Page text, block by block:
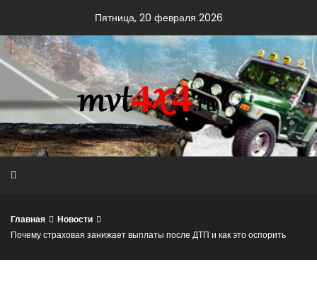
content
Пятница, 20 февраля 2026
Главная
Новости
Почему страховая занижает выплаты после ДТП и как это оспорить